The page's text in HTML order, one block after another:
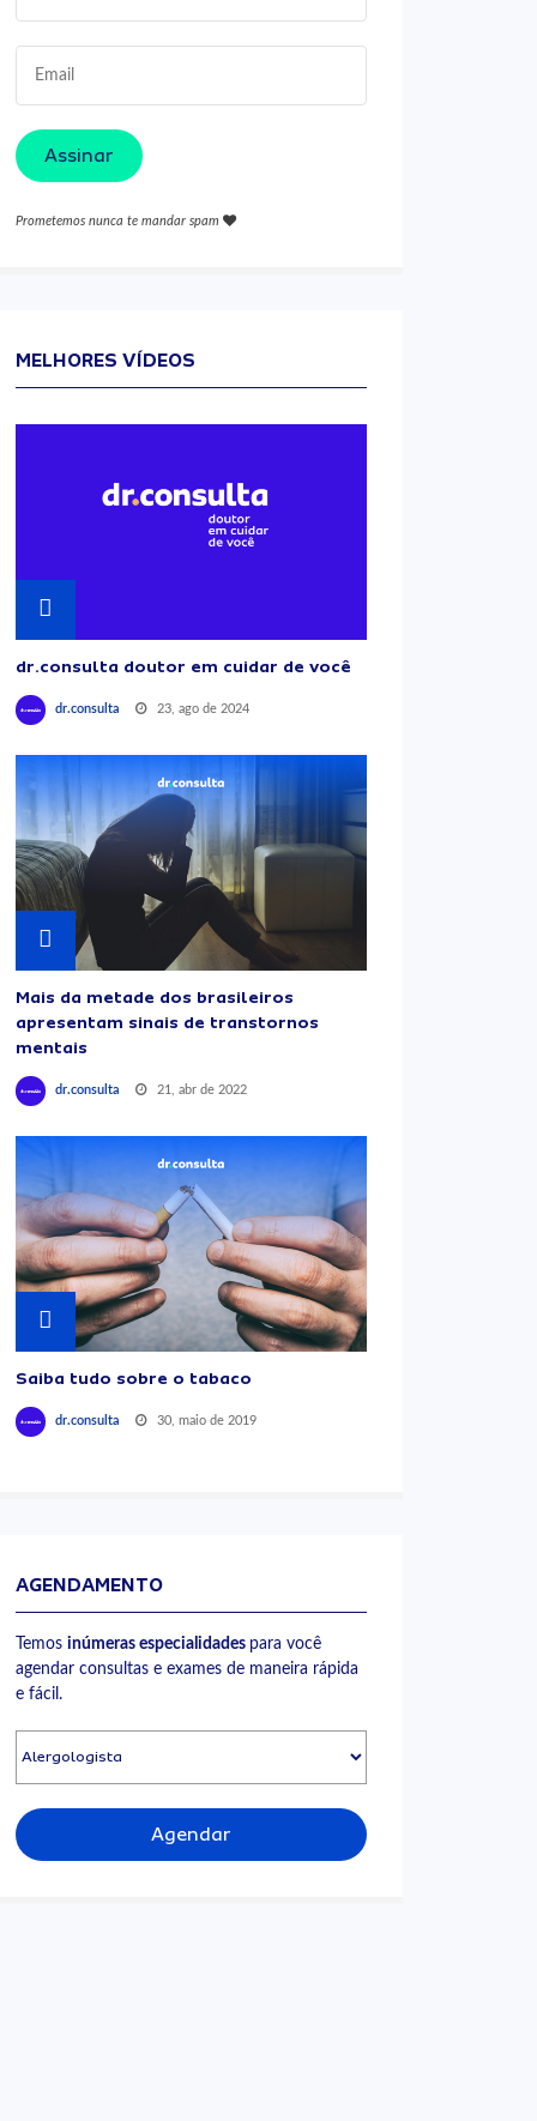
Assinar
Prometemos nunca te mandar spam
MELHORES VÍDEOS
dr.consulta doutor em cuidar de você
dr.consulta 23, ago de 2024
Mais da metade dos brasileiros
apresentam sinais de transtornos
mentais
dr.consulta 21, abr de 2022
Saiba tudo sobre o tabaco
dr.consulta 30, maio de 2019
AGENDAMENTO
Temos inúmeras especialidades para você
agendar consultas e exames de maneira rápida
e fácil.
Agendar